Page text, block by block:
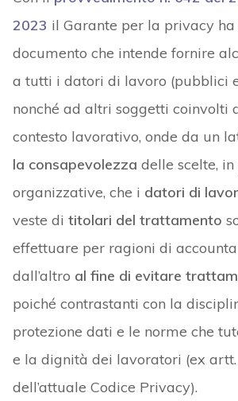
2023 il Garante per la privacy
documento che intende fornire
a tutti i datori di lavoro (pubblici
nonché ad altri soggetti coinvolti
contesto lavorativo, onde da un
la consapevolezza delle scelte,
organizzative, che i datori di
veste di titolari del trattamento
effettuare per ragioni di
dall’altro al fine di evitare
poiché contrastanti con la
protezione dati e le norme che
e la dignità dei lavoratori (ex
dell’attuale Codice Privacy).